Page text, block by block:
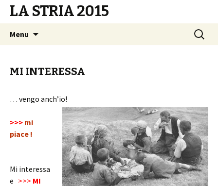
LA STRIA 2015
Menu
Ricerca
per:
MI INTERESSA
… vengo anch’io!
>>> mi
piace !
Mi interessa
e >>> MI